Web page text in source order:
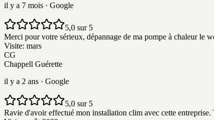
il y a 7 mois · Google
5,0 sur 5
Merci pour votre sérieux, dépannage de ma pompe à chaleur le
Visite: mars
CG
Chappell Guérette
il y a 2 ans · Google
5,0 sur 5
Ravie d'avoir effectué mon installation clim avec cette